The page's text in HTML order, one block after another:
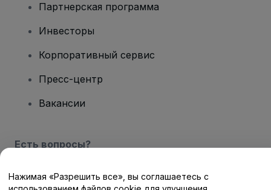
Партнерская программа
Инвесторы
Корпоративный сервис
Пресс-центр
Вакансии
Есть вопросы?
Центр помощи / Свяжитесь с нами
Нажимая «Разрешить все», вы соглашаетесь с